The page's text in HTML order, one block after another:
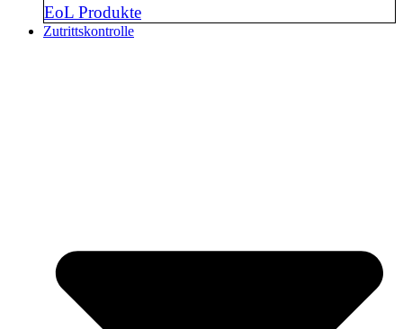
EoL Produkte
Zutrittskontrolle